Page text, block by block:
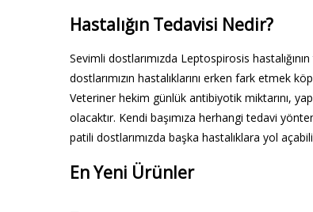
Hastalığın Tedavisi Nedir?
Sevimli dostlarımızda Leptospirosis
dostlarımızın hastalıklarını erken fark etmek
Veteriner hekim günlük antibiyotik miktarını,
olacaktır. Kendi başımıza herhangi tedavi
patili dostlarımızda başka hastalıklara yol
En Yeni Ürünler